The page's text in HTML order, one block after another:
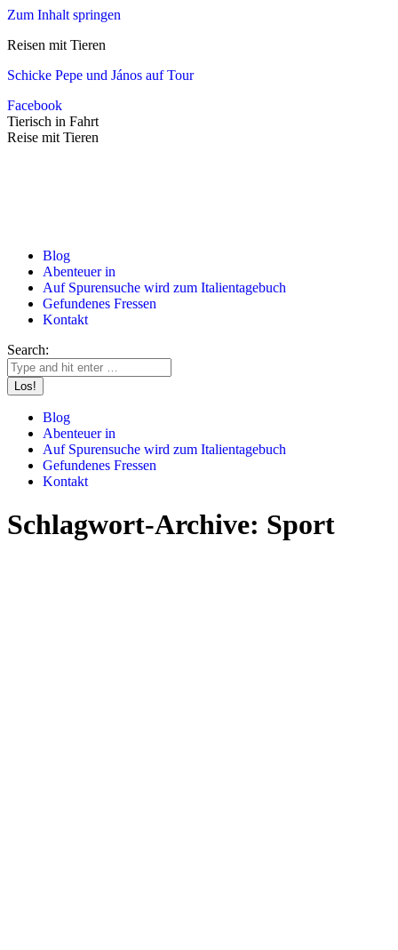
Zum Inhalt springen
Reisen mit Tieren
Schicke Pepe und János auf Tour
Facebook
Tierisch in Fahrt
Reise mit Tieren
Blog
Abenteuer in
Auf Spurensuche wird zum Italientagebuch
Gefundenes Fressen
Kontakt
Search:
Blog
Abenteuer in
Auf Spurensuche wird zum Italientagebuch
Gefundenes Fressen
Kontakt
Schlagwort-Archive: Sport